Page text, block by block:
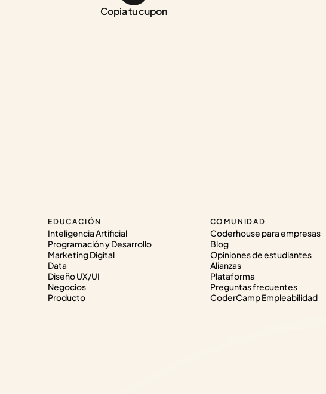
Copia tu cupon
EDUCACIÓN
Inteligencia Artificial
Programación y Desarrollo
Marketing Digital
Data
Diseño UX/UI
Negocios
Producto
COMUNIDAD
Coderhouse para empresas
Blog
Opiniones de estudiantes
Alianzas
Plataforma
Preguntas frecuentes
CoderCamp Empleabilidad